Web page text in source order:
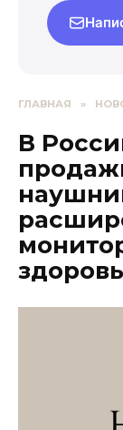
ГЛАВНАЯ »
В